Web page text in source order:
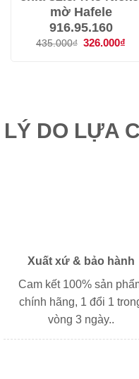
mờ Hafele
916.95.160
435.000₫ Giá
326.000₫
LÝ DO LỰA
Xuất xứ & bảo hành
Cam kết 100% sản
chính hãng, 1 đổi 1
vòng 3 ngày..